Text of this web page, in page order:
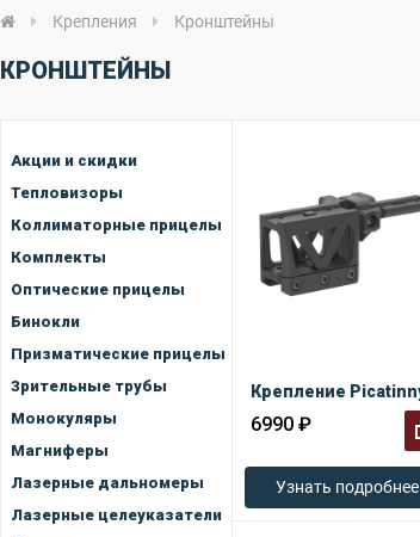
Крепления Кронштейны
КРОНШТЕЙНЫ
Акции и скидки
Тепловизоры
Коллиматорные прицелы
Комплекты
Оптические прицелы
Бинокли
Призматические прицелы
Зрительные трубы
Монокуляры
Магниферы
Лазерные дальномеры
Лазерные целеуказатели
6990 ₽
Узнать подробнее